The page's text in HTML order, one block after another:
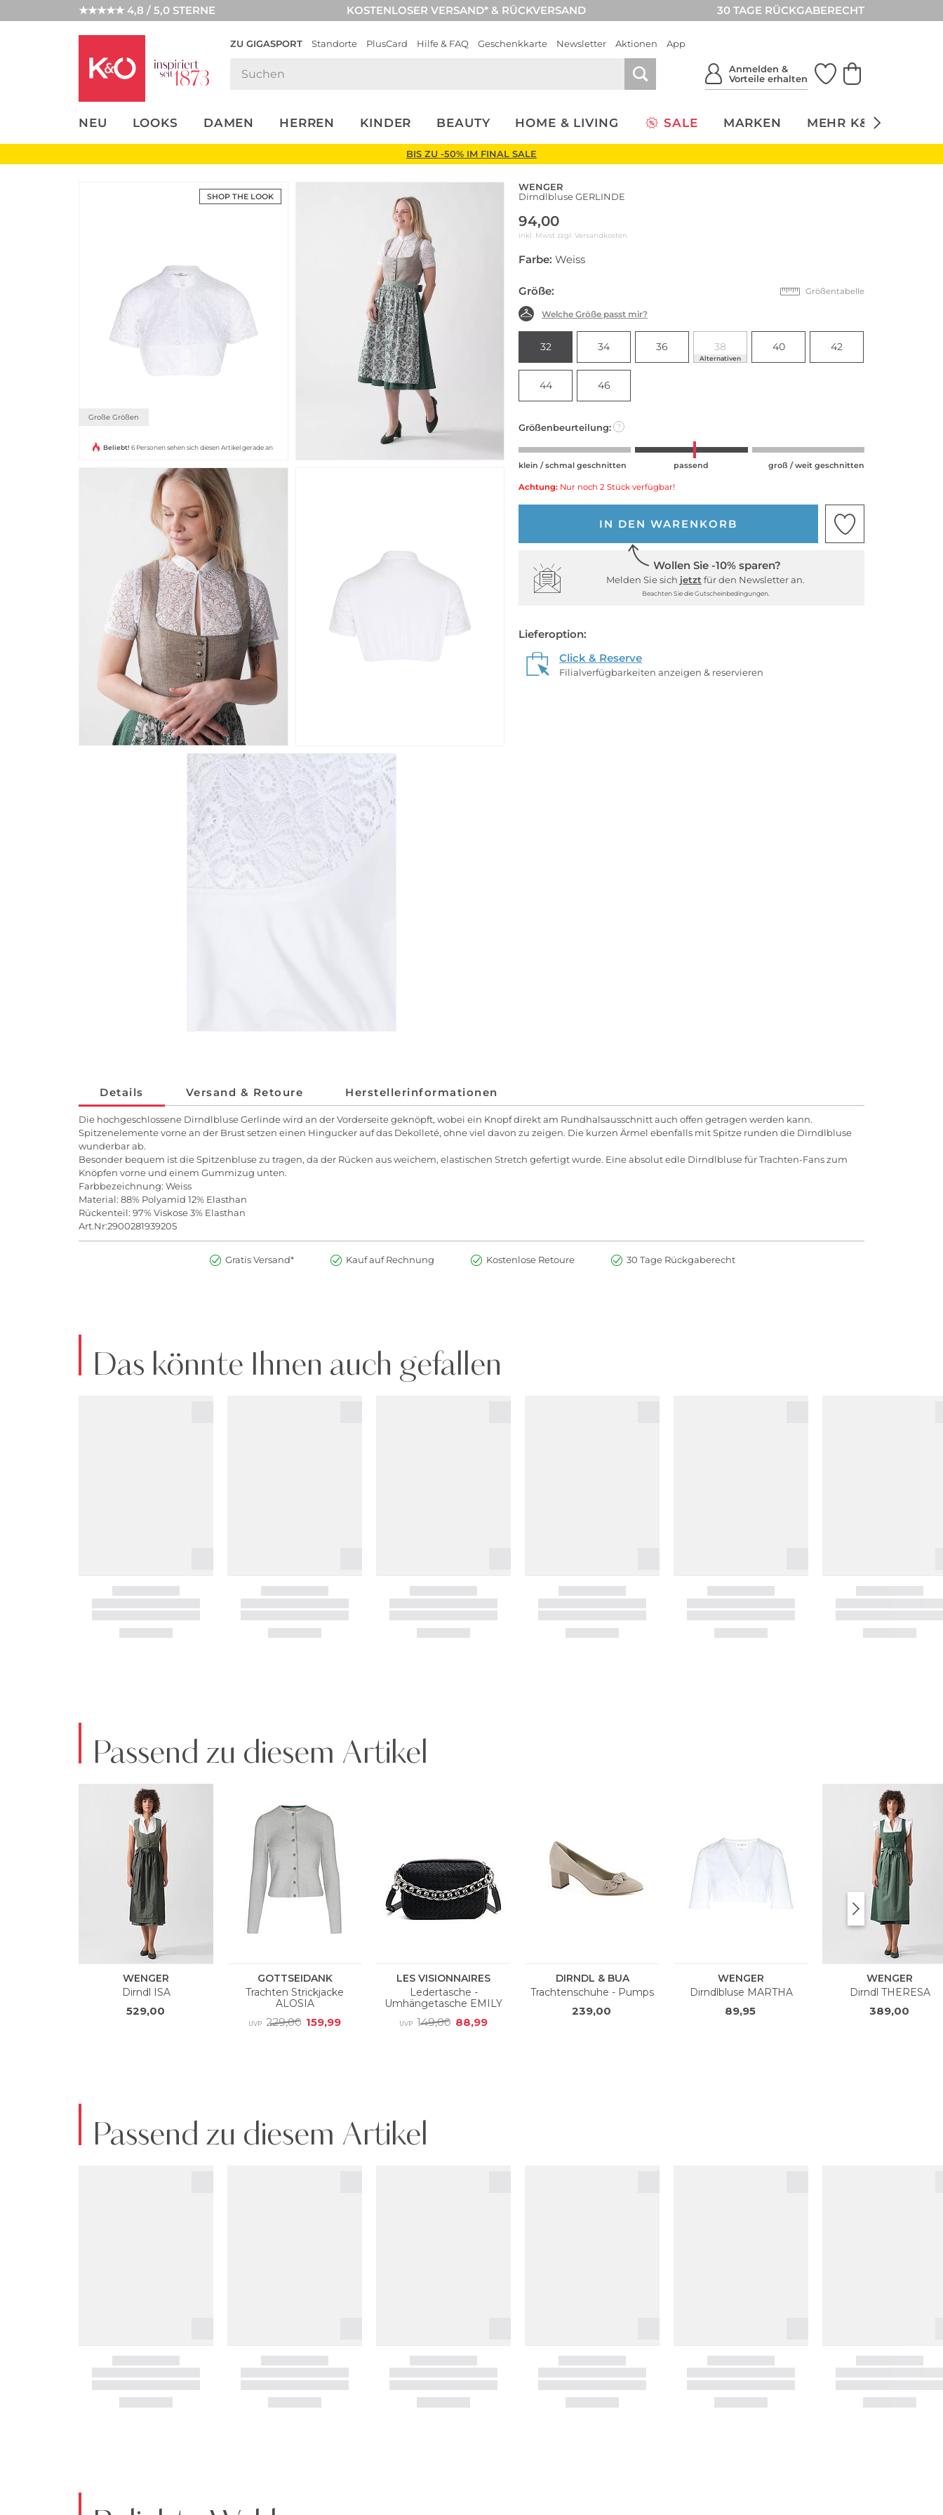
★★★★★ 4,8 / 5,0 STERNE KOSTENLOSER VERSAND* & RÜCKVERSAND 30 TAGE RÜCKGABERECHT
ZU GIGASPORT Standorte PlusCard Hilfe & FAQ Geschenkkarte Newsletter Aktionen App
Anmelden &
Vorteile erhalten
NEU LOOKS DAMEN HERREN KINDER BEAUTY HOME & LIVING SALE MARKEN MEHR K&Ö
UNSERE APP
CLICK &
BIS ZU -50% IM FINAL SALE
SHOP THE LOOK
Große Größen
Beliebt! 6 Personen sehen sich diesen Artikel gerade an
WENGER
Dirndlbluse GERLINDE
94,00
inkl. Mwst zzgl. Versandkosten
Farbe: Weiss
Größe: Größentabelle
Welche Größe passt mir?
32 34 36 38
Alternativen
40 42
44 46
Größenbeurteilung: ?
klein / schmal geschnitten passend groß / weit geschnitten
Achtung: Nur noch 2 Stück verfügbar!
IN DEN WARENKORB
Wollen Sie -10% sparen?
Melden Sie sich jetzt für den Newsletter an.
Beachten Sie die Gutscheinbedingungen.
Lieferoption:
Click & Reserve
Filialverfügbarkeiten anzeigen & reservieren
Details Versand & Retoure Herstellerinformationen
Die hochgeschlossene Dirndlbluse Gerlinde wird an der Vorderseite geknöpft, wobei ein Knopf direkt am Rundhalsausschnitt auch offen getragen werden kann.
Spitzenelemente vorne an der Brust setzen einen Hingucker auf das Dekolleté, ohne viel davon zu zeigen. Die kurzen Ärmel ebenfalls mit Spitze runden die Dirndlbluse
wunderbar ab.
Besonder bequem ist die Spitzenbluse zu tragen, da der Rücken aus weichem, elastischen Stretch gefertigt wurde. Eine absolut edle Dirndlbluse für Trachten-Fans zum
Knöpfen vorne und einem Gummizug unten.
Farbbezeichnung: Weiss
Material: 88% Polyamid 12% Elasthan
Rückenteil: 97% Viskose 3% Elasthan
Art.Nr:2900281939205
Gratis Versand* Kauf auf Rechnung Kostenlose Retoure 30 Tage Rückgaberecht
Das könnte Ihnen auch gefallen
Passend zu diesem Artikel
Passend zu diesem Artikel